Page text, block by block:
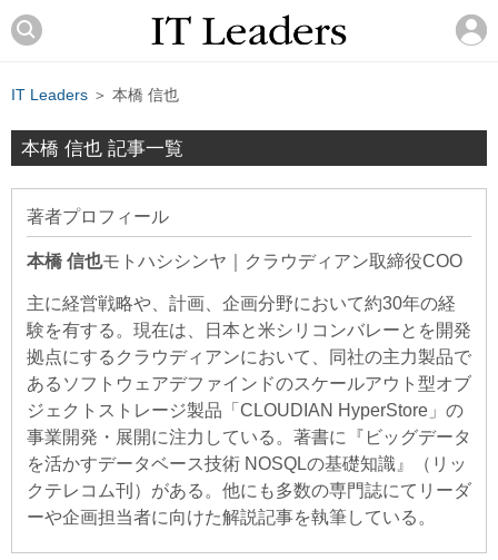
IT Leaders ＞ 本橋 信也
本橋 信也 記事一覧
著者プロフィール
本橋 信也モトハシシンヤ クラウディアン取締役COO
主に経営戦略や、計画、企画分野において約30年の経
験を有する。現在は、日本と米シリコンバレーとを開発
拠点にするクラウディアンにおいて、同社の主力製品で
あるソフトウェアデファインドのスケールアウト型オブ
ジェクトストレージ製品「CLOUDIAN HyperStore」の
事業開発・展開に注力している。著書に『ビッグデータ
を活かすデータベース技術 NOSQLの基礎知識』（リッ
クテレコム刊）がある。他にも多数の専門誌にてリーダ
ーや企画担当者に向けた解説記事を執筆している。